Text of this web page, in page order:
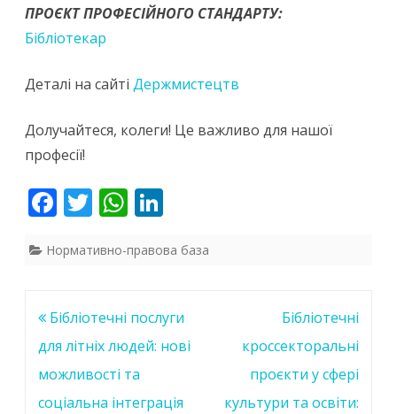
ПРОЄКТ ПРОФЕСІЙНОГО СТАНДАРТУ:
Бібліотекар
Деталі на сайті Держмистецтв
Долучайтеся, колеги! Це важливо для нашої
професії!
F
e
o
o
k
T
itt
W
at
A
p
p
k
dI
n
Нормативно-правова база
Навігація
записів
Бібліотечні послуги
для літніх людей: нові
можливості та
соціальна інтеграція
Бібліотечні
кроссекторальні
проєкти у сфері
культури та освіти: